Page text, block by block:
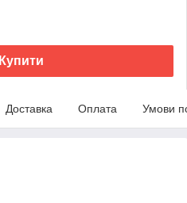
Купити
Доставка Оплата Умови